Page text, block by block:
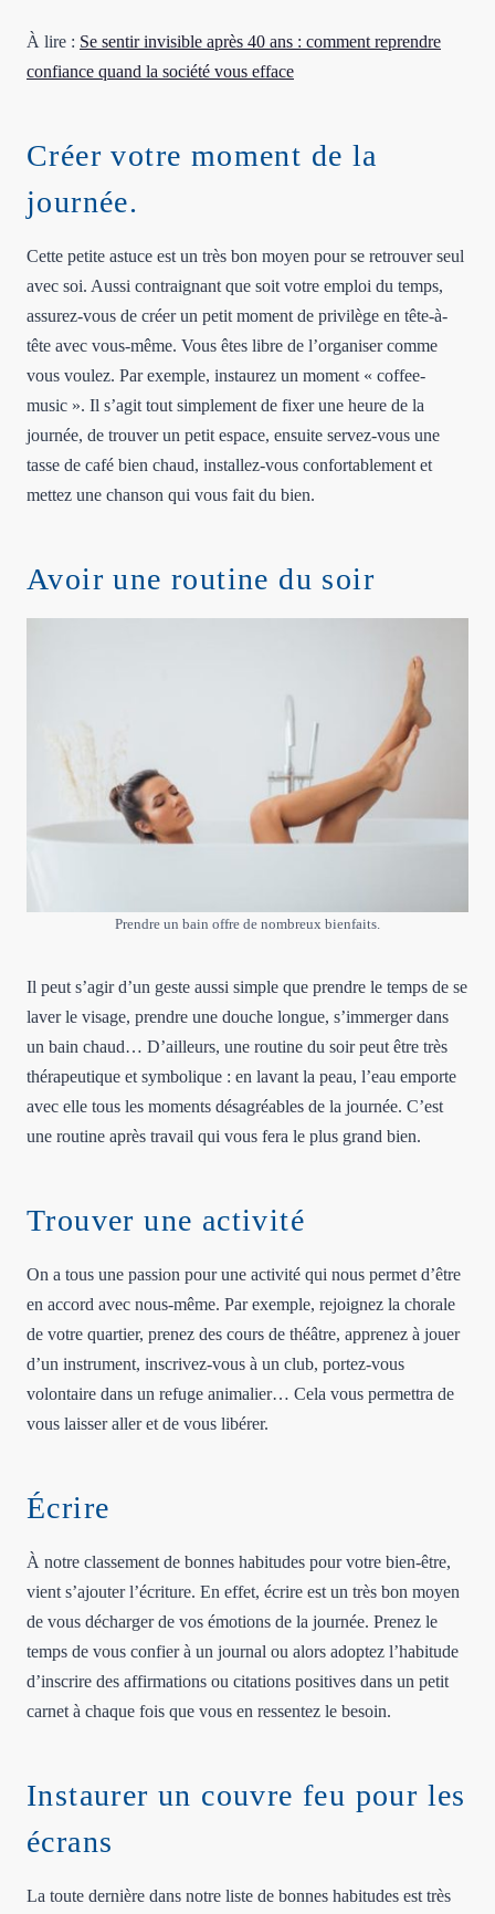
À lire : Se sentir invisible après 40 ans : comment reprendre
confiance quand la société vous efface
Créer votre moment de la
journée.
Cette petite astuce est un très bon moyen pour se retrouver seul
avec soi. Aussi contraignant que soit votre emploi du temps,
assurez-vous de créer un petit moment de privilège en tête-à-
tête avec vous-même. Vous êtes libre de l’organiser comme
vous voulez. Par exemple, instaurez un moment « coffee-
music ». Il s’agit tout simplement de fixer une heure de la
journée, de trouver un petit espace, ensuite servez-vous une
tasse de café bien chaud, installez-vous confortablement et
mettez une chanson qui vous fait du bien.
Avoir une routine du soir
Prendre un bain offre de nombreux bienfaits.
Il peut s’agir d’un geste aussi simple que prendre le temps de se
laver le visage, prendre une douche longue, s’immerger dans
un bain chaud… D’ailleurs, une routine du soir peut être très
thérapeutique et symbolique : en lavant la peau, l’eau emporte
avec elle tous les moments désagréables de la journée. C’est
une routine après travail qui vous fera le plus grand bien.
Trouver une activité
On a tous une passion pour une activité qui nous permet d’être
en accord avec nous-même. Par exemple, rejoignez la chorale
de votre quartier, prenez des cours de théâtre, apprenez à jouer
d’un instrument, inscrivez-vous à un club, portez-vous
volontaire dans un refuge animalier… Cela vous permettra de
vous laisser aller et de vous libérer.
Écrire
À notre classement de bonnes habitudes pour votre bien-être,
vient s’ajouter l’écriture. En effet, écrire est un très bon moyen
de vous décharger de vos émotions de la journée. Prenez le
temps de vous confier à un journal ou alors adoptez l’habitude
d’inscrire des affirmations ou citations positives dans un petit
carnet à chaque fois que vous en ressentez le besoin.
Instaurer un couvre feu pour les
écrans
La toute dernière dans notre liste de bonnes habitudes est très